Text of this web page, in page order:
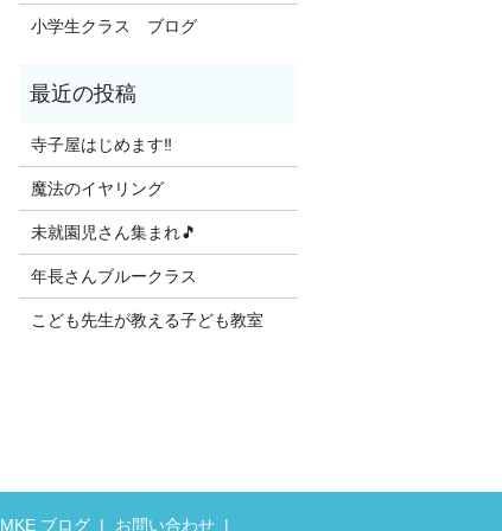
小学生クラス ブログ
寺子屋はじめます‼️
魔法のイヤリング
未就園児さん集まれ🎵
年長さんブルークラス
こども先生が教える子ども教室
MKE ブログ お問い合わせ